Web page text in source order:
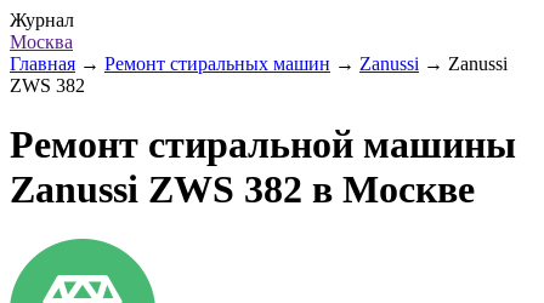
Журнал
Москва
Главная → Ремонт стиральных машин → Zanussi → Zanussi
ZWS 382
Ремонт стиральной машины
Zanussi ZWS 382 в Москве